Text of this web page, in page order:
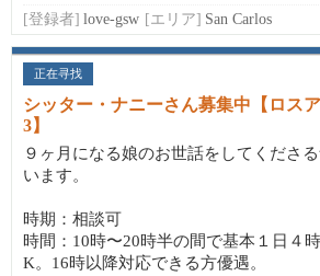
[登録者] love-gsw [エリア] San Carlos
正在寻找
シッター・ナニーさん募集中【ロス
3】
９ヶ月になる娘のお世話をしてくださ
います。
時期：相談可
時間：10時〜20時半の間で基本１日４
K。16時以降対応できる方優遇。